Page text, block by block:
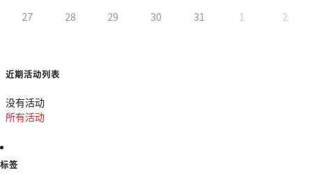
27 28 29 30 31 1 2
近期活动列表
没有活动
所有活动
标签